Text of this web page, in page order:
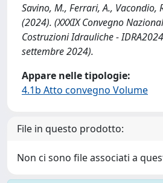
Savino, M., Ferrari, A., Vacondio,
(2024). (XXXIX Convegno
Costruzioni Idrauliche -
settembre 2024).
Appare nelle tipologie:
4.1b Atto convegno Volume
File in questo prodotto:
Non ci sono file associati a